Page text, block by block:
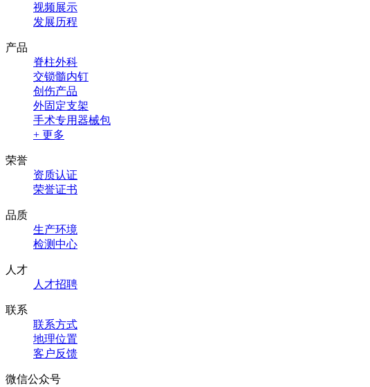
视频展示
发展历程
产品
脊柱外科
交锁髓内钉
创伤产品
外固定支架
手术专用器械包
+ 更多
荣誉
资质认证
荣誉证书
品质
生产环境
检测中心
人才
人才招聘
联系
联系方式
地理位置
客户反馈
微信公众号